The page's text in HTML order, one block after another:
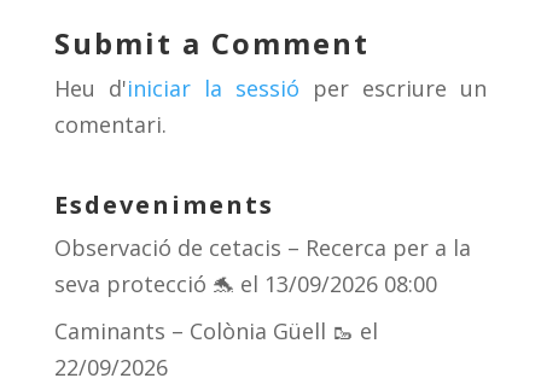
y d
s
a
m
ar
te
ix
Submit a Comment
Heu d'iniciar la sessió per escriure un
comentari.
Esdeveniments
Observació de cetacis – Recerca per a la
seva protecció 🐬 el 13/09/2026 08:00
Caminants – Colònia Güell 🥾 el
22/09/2026